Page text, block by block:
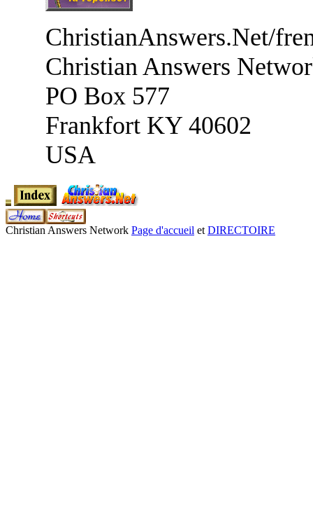
ChristianAnswers.Net/
Christian Answers
PO Box 577
Frankfort KY 40602
USA
Christian Answers Network Page d'accueil et DIRECTOIRE